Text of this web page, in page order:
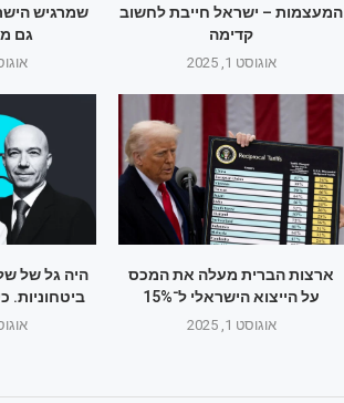
שמרגיש
גם
אוגוסט
המעצמות – ישראל חייבת לחשוב
קדימה
אוגוסט 1, 2025
היה גל של
ביטחוניות.
אוגוסט
ארצות הברית מעלה את המכס
על הייצוא הישראלי ל־15%
אוגוסט 1, 2025